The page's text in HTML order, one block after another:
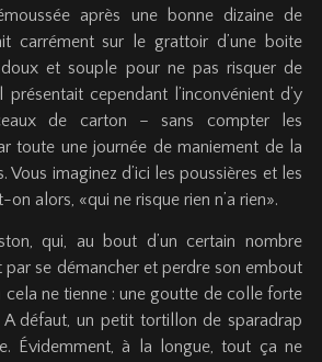
après une bonne dizaine de
carrément sur le grattoir d’une boite
doux et souple pour ne pas risquer de
cependant l’inconvénient d’y
de carton – sans compter les
toute une journée de maniement de la
Vous imaginez d’ici les poussières et les
alors, «qui ne risque rien n’a rien».
qui, au bout d’un certain nombre
par se démancher et perdre son embout
cela ne tienne : une goutte de colle forte
défaut, un petit tortillon de sparadrap
Évidemment, à la longue, tout ça ne